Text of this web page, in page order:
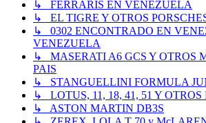
↳ FERRARIS EN VENEZUELA
↳ EL TIGRE Y OTROS
↳ 0302 ENCONTRADO EN
VENEZUELA
↳ MASERATI A6 GCS Y OTROS
PAIS
↳ STANGUELLINI FORMULA
↳ LOTUS, 11, 18, 41, 51 Y
↳ ASTON MARTIN DB3S